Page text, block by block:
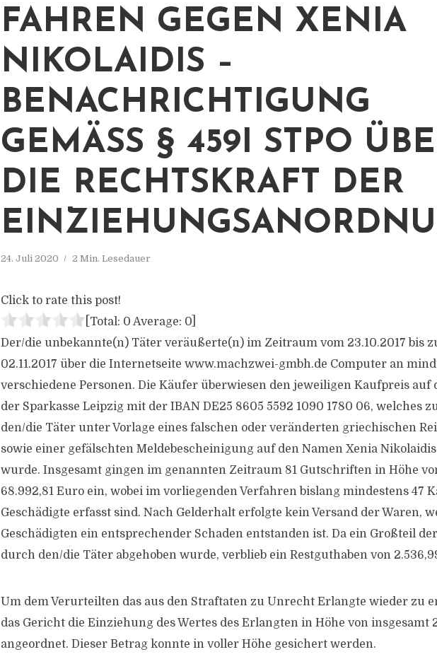
FAHREN GEGEN XENIA
NIKOLAIDIS –
BENACHRICHTIGUNG
GEMÄSS § 459I STPO ÜBER
IE RECHTSKRAFT DER E
24. Juli 2020 2 Min. Lesedauer
Click to rate this post!
[Total: 0 Average: 0
Der/die unbekannte(n) Täter veräußerte(n) im Zeitraum vom 23.10.2017 bis
02.11.2017 über die Internetseite www.machzwei-gmbh.de Computer an
verschiedene Personen. Die Käufer überwiesen den jeweiligen Kaufpreis auf
der Sparkasse Leipzig mit der IBAN DE25 8605 5592 1090 1780 06, welches
den/die Täter unter Vorlage eines falschen oder veränderten griechischen
sowie einer gefälschten Meldebescheinigung auf den Namen Xenia
wurde. Insgesamt gingen im genannten Zeitraum 81 Gutschriften in Höhe
68.992,81 Euro ein, wobei im vorliegenden Verfahren bislang mindestens 47
Geschädigte erfasst sind. Nach Gelderhalt erfolgte kein Versand der Waren,
Geschädigten ein entsprechender Schaden entstanden ist. Da ein Großteil
durch den/die Täter abgehoben wurde, verblieb ein Restguthaben von
Um dem Verurteilten das aus den Straftaten zu Unrecht Erlangte wieder zu
das Gericht die Einziehung des Wertes des Erlangten in Höhe von insgesamt
angeordnet. Dieser Betrag konnte in voller Höhe gesichert werden.